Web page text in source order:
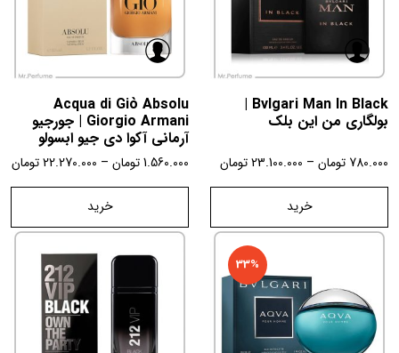
Bvlgari Man In Black |
بولگاری من این بلک
780.000 تومان –
23.100.000تومان
خرید
Acqua di Giò Absolu
Giorgio Armani | جورجیو
آرمانی آکوا دی جیو ابسولو
1.560.000تومان –
22.270.000تومان
خرید
33%